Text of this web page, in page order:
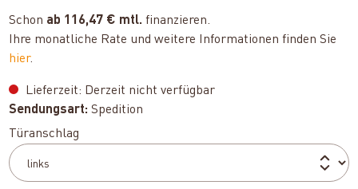
Schon ab 116,47 € mtl. finanzieren.
Ihre monatliche Rate und weitere Informationen finden Sie
hier.
Lieferzeit: Derzeit nicht verfügbar
Sendungsart: Spedition
Türanschlag